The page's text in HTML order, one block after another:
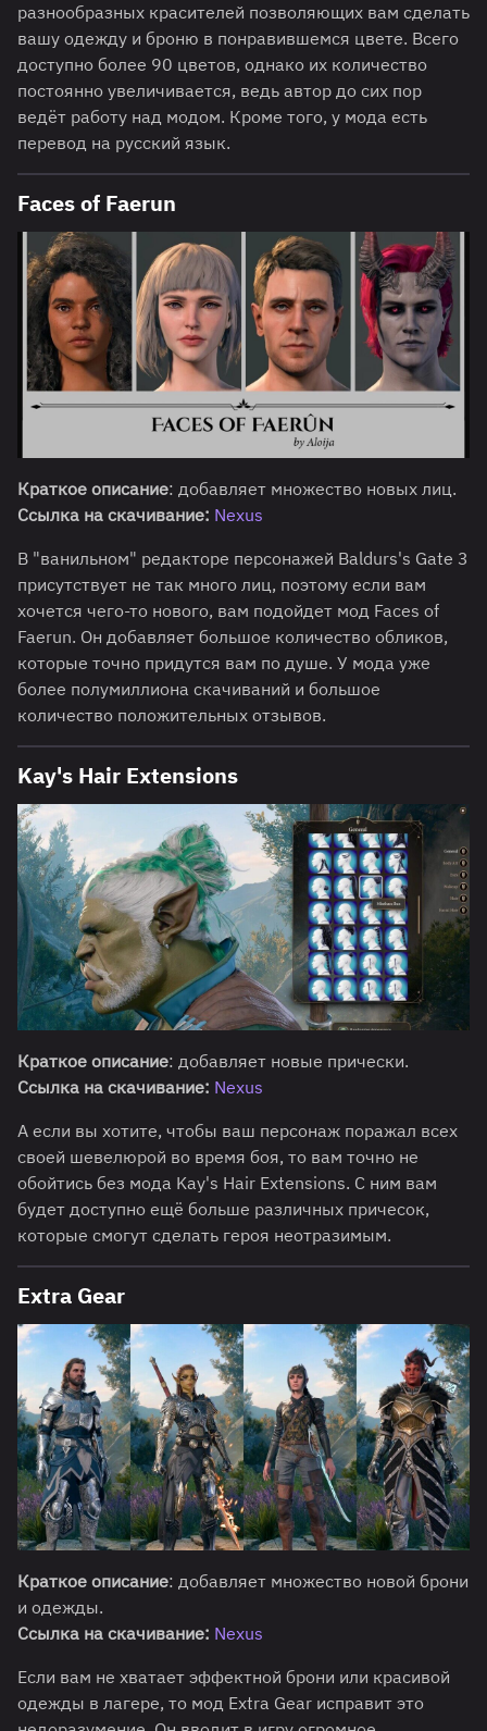
разнообразных красителей позволяющих вам сделать
вашу одежду и броню в понравившемся цвете. Всего
доступно более 90 цветов, однако их количество
постоянно увеличивается, ведь автор до сих пор
ведёт работу над модом. Кроме того, у мода есть
перевод на русский язык.
Faces of Faerun
Краткое описание: добавляет множество новых лиц.
Ссылка на скачивание: Nexus
В "ванильном" редакторе персонажей Baldurs's Gate 3
присутствует не так много лиц, поэтому если вам
хочется чего-то нового, вам подойдет мод Faces of
Faerun. Он добавляет большое количество обликов,
которые точно придутся вам по душе. У мода уже
более полумиллиона скачиваний и большое
количество положительных отзывов.
Kay's Hair Extensions
Краткое описание: добавляет новые прически.
Ссылка на скачивание: Nexus
А если вы хотите, чтобы ваш персонаж поражал всех
своей шевелюрой во время боя, то вам точно не
обойтись без мода Kay's Hair Extensions. С ним вам
будет доступно ещё больше различных причесок,
которые смогут сделать героя неотразимым.
Extra Gear
Краткое описание: добавляет множество новой брони
и одежды.
Ссылка на скачивание: Nexus
Если вам не хватает эффектной брони или красивой
одежды в лагере, то мод Extra Gear исправит это